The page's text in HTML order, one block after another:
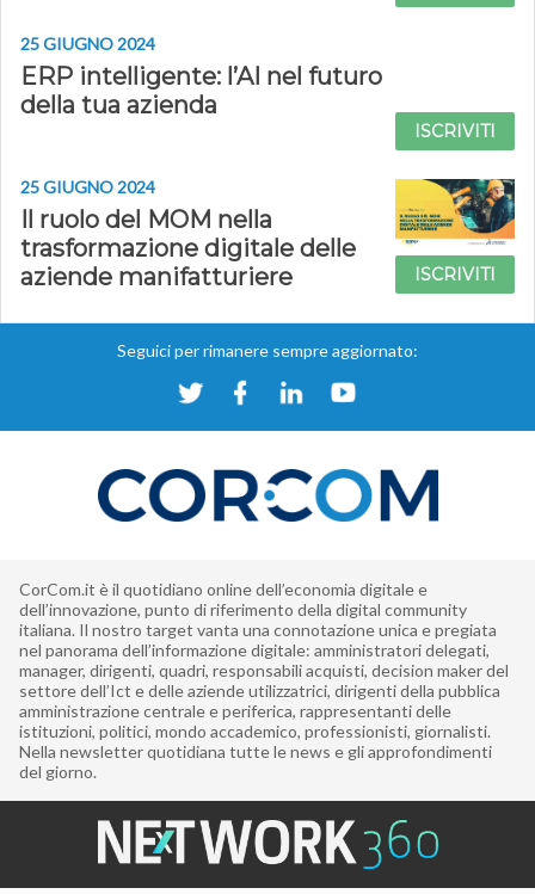
25 GIUGNO 2024
ERP intelligente: l’AI nel futuro
della tua azienda
ISCRIVITI
25 GIUGNO 2024
Il ruolo del MOM nella
trasformazione digitale delle
aziende manifatturiere
ISCRIVITI
Seguici per rimanere sempre aggiornato:
CorCom.it è il quotidiano online dell’economia digitale e
dell’innovazione, punto di riferimento della digital community
italiana. Il nostro target vanta una connotazione unica e pregiata
nel panorama dell’informazione digitale: amministratori delegati,
manager, dirigenti, quadri, responsabili acquisti, decision maker del
settore dell’Ict e delle aziende utilizzatrici, dirigenti della pubblica
amministrazione centrale e periferica, rappresentanti delle
istituzioni, politici, mondo accademico, professionisti, giornalisti.
Nella newsletter quotidiana tutte le news e gli approfondimenti
del giorno.